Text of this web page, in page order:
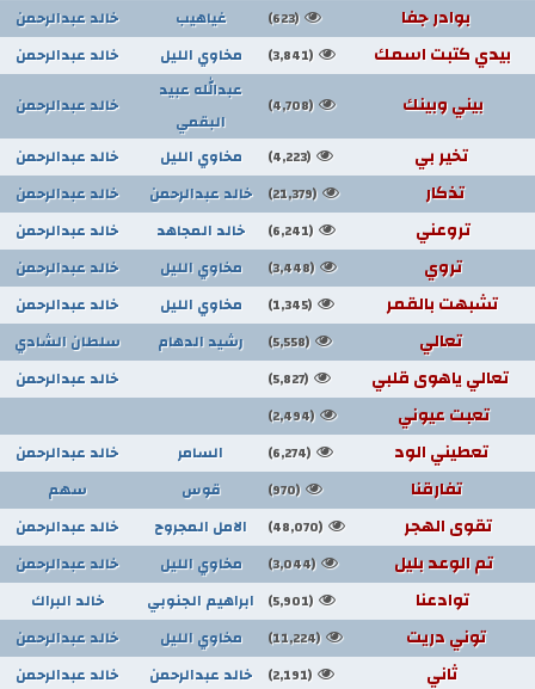
بوادر جفا (623) غياهيب خالد عبدالرحمن
بيدي كتبت اسمك (3,841) مخاوي الليل خالد عبدالرحمن
بيني وبينك (4,708)
عبدالله عبيد
البقمي
خالد عبدالرحمن
تخير بي (4,223) مخاوي الليل خالد عبدالرحمن
تذكار (21,379) خالد عبدالرحمن خالد عبدالرحمن
تروعني (6,241) خالد المجاهد خالد عبدالرحمن
تروي (3,448) مخاوي الليل خالد عبدالرحمن
تشبهت بالقمر (1,345) مخاوي الليل خالد عبدالرحمن
تعالي (5,558) رشيد الدهام سلطان الشادي
تعالي ياهوى قلبي (5,827) خالد عبدالرحمن
تعبت عيوني (2,494)
تعطيني الود (6,274) السامر خالد عبدالرحمن
تفارقنا (970) قوس سهم
تقوى الهجر (48,070) الامل المجروح خالد عبدالرحمن
تم الوعد بليل (3,044) مخاوي الليل خالد عبدالرحمن
توادعنا (5,901) ابراهيم الجنوبي خالد البراك
توني دريت (11,224) مخاوي الليل خالد عبدالرحمن
ثاني (2,191) خالد عبدالرحمن خالد عبدالرحمن